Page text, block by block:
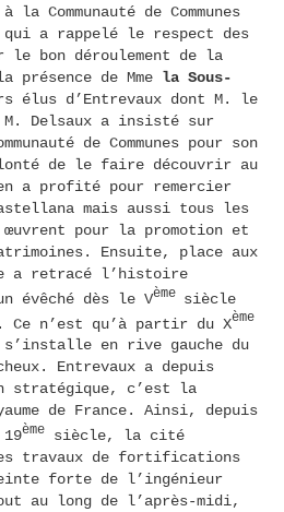
Communauté de Communes
qui a rappelé le respect des
bon déroulement de la
présence de Mme la Sous-
élus d’Entrevaux dont M. le
Delsaux a insisté sur
de Communes pour son
de le faire découvrir au
a profité pour remercier
mais aussi tous les
pour la promotion et
Ensuite, place aux
a retracé l’histoire
évêché dès le Vème siècle
Ce n’est qu’à partir du Xème
en rive gauche du
Entrevaux a depuis
stratégique, c’est la
de France. Ainsi, depuis
ème siècle, la cité
travaux de fortifications
forte de l’ingénieur
au long de l’après-midi,